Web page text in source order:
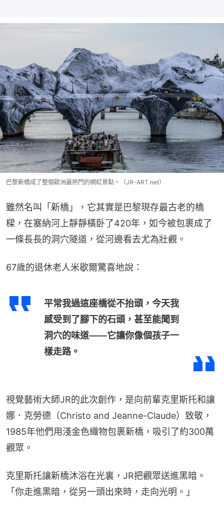
巴黎新橋成了整個歐洲最熱門的網紅景點。（JR-ART.net）
雖然名叫「新橋」，它其實是巴黎現存最古老的橋
樑，在塞納河上靜靜橫卧了420年，如今被包裹成了
一條長長的洞穴隧道，從河邊看去尤為壯觀。
67歲的退休老人米歇爾驚喜地說：
平常我過這座橋從不抬頭，今天我
感受到了腳下的石頭，甚至能聞到
洞穴的味道——它讓你像個孩子一
樣走路。
視覺藝術大師JR的此次創作，是向前輩克里斯托和讓
娜．克勞德（Christo and Jeanne-Claude）致敬，
1985年他們用淺金色織物包裹新橋，吸引了約300萬
觀眾。
克里斯托讓新橋沐浴在光裏，JR把觀眾送進黑暗。
「你走進黑暗，從另一頭出來時，走向光明。」